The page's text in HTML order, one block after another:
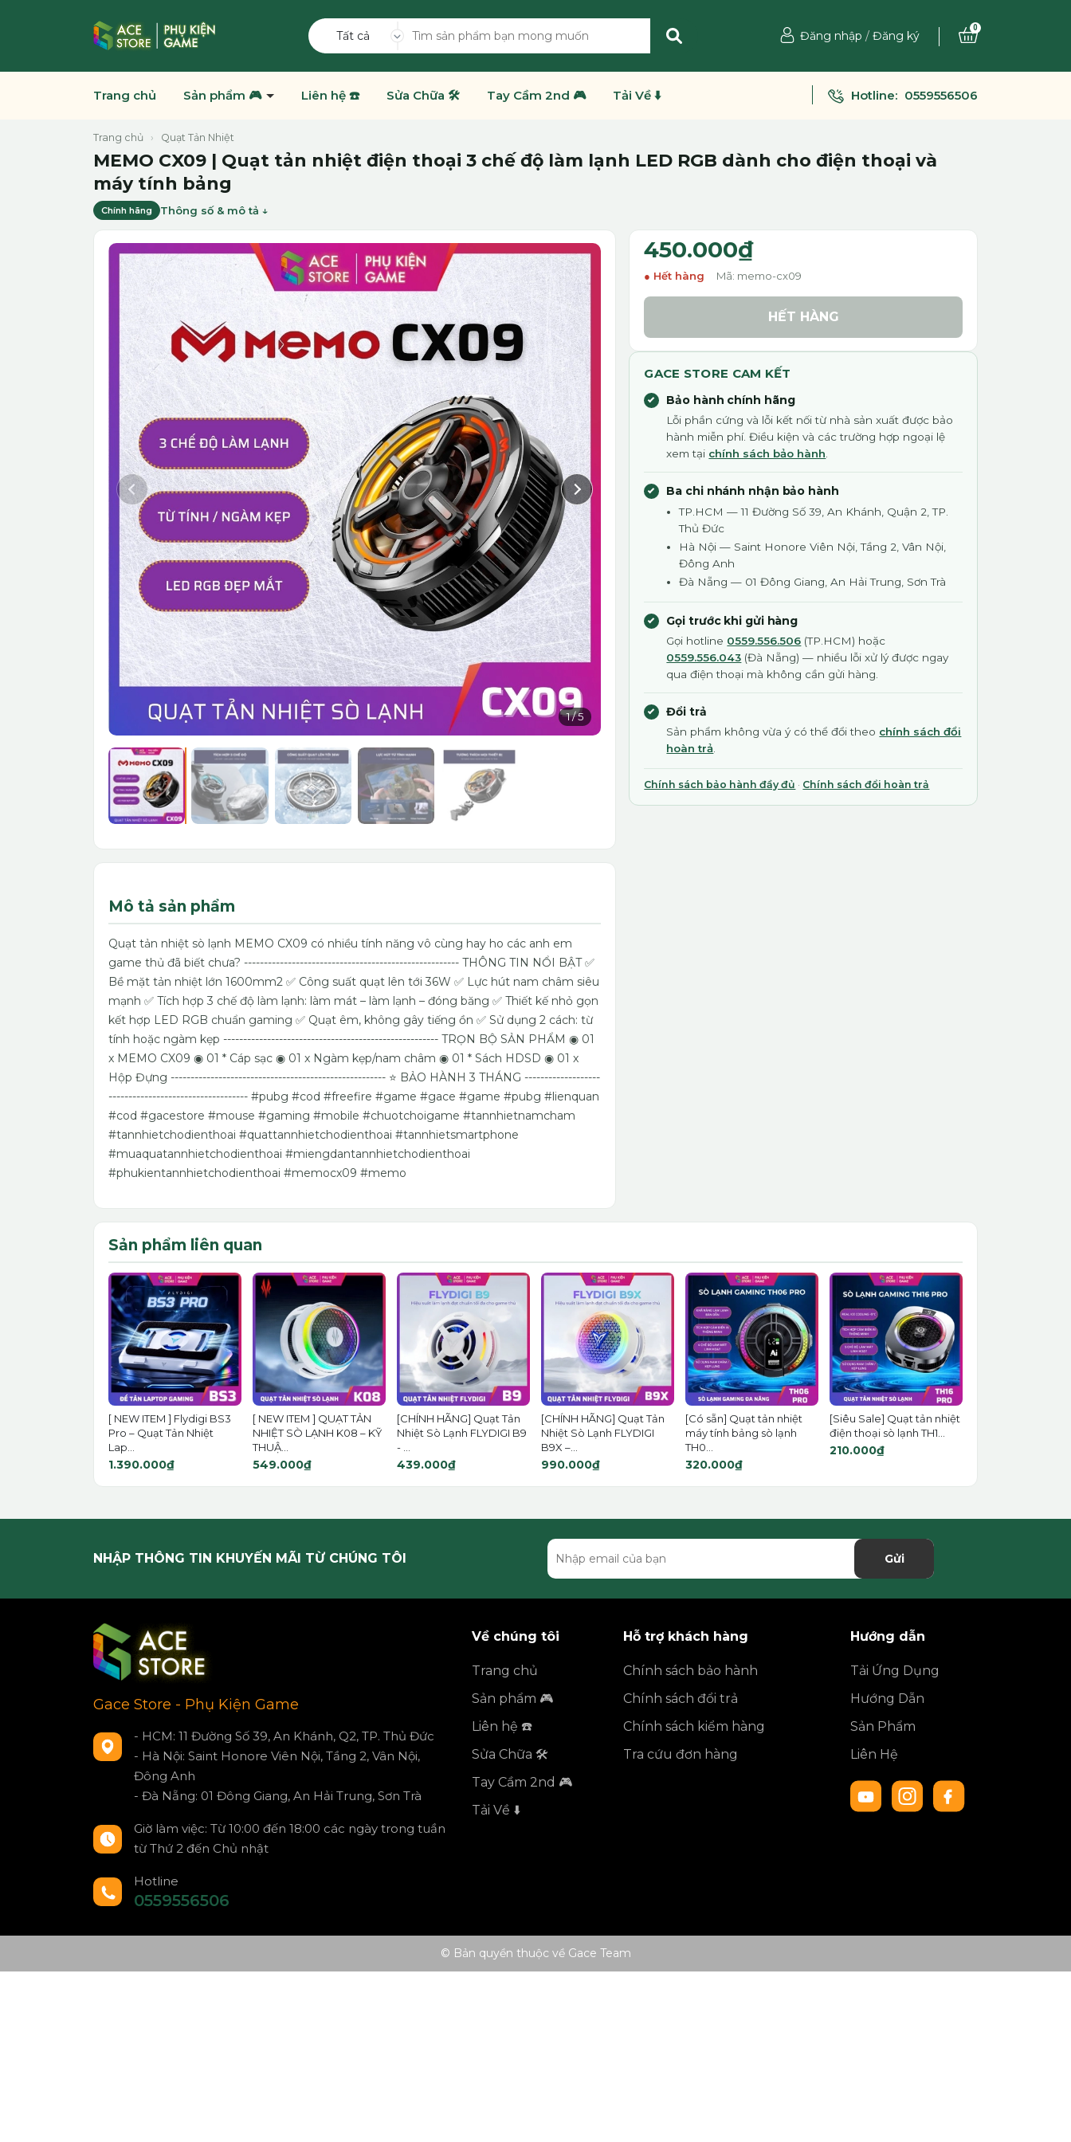
Tất cả Đăng nhập / Đăng ký
0
Trang chủ Sản phẩm 🎮 Liên hệ ☎️ Sửa Chữa 🛠️ Tay Cầm 2nd 🎮 Tải Về ⬇️ Hotline: 0559556506
Trang chủ › Quạt Tản Nhiệt
MEMO CX09 | Quạt tản nhiệt điện thoại 3 chế độ làm lạnh LED RGB dành cho điện thoại và
máy tính bảng
Chính hãng Thông số & mô tả
1/5
450.000₫
Hết hàng Mã: memo-cx09
HẾT HÀNG
GACE STORE CAM KẾT
Bảo hành chính hãng
Lỗi phần cứng và lỗi kết nối từ nhà sản xuất được bảo
hành miễn phí. Điều kiện và các trường hợp ngoại lệ
xem tại chính sách bảo hành
Ba chi nhánh nhận bảo hành
TP.HCM — 11 Đường Số 39, An Khánh, Quận 2, TP.
Thủ Đức
Hà Nội — Saint Honore Viên Nội, Tầng 2, Vân Nội,
Đông Anh
Đà Nẵng — 01 Đông Giang, An Hải Trung, Sơn Trà
Gọi trước khi gửi hàng
Gọi hotline 0559.556.506 (TP.HCM) hoặc
0559.556.043 (Đà Nẵng) — nhiều lỗi xử lý được ngay
qua điện thoại mà không cần gửi hàng.
Đổi trả
Sản phẩm không vừa ý có thể đổi theo chính sách đổi
hoàn trả
Chính sách bảo hành đầy đủ · Chính sách đổi hoàn trả
Mô tả sản phẩm
Quạt tản nhiệt sò lạnh MEMO CX09 có nhiều tính năng vô cùng hay ho các anh em
game thủ đã biết chưa? ------------------------------------------------------ THÔNG TIN NỔI BẬT ✅
Bề mặt tản nhiệt lớn 1600mm2 ✅ Công suất quạt lên tới 36W ✅ Lực hút nam châm siêu
mạnh ✅ Tích hợp 3 chế độ làm lạnh: làm mát – làm lạnh – đóng băng ✅ Thiết kế nhỏ gọn
kết hợp LED RGB chuẩn gaming ✅ Quạt êm, không gây tiếng ồn ✅ Sử dụng 2 cách: từ
tính hoặc ngàm kẹp ------------------------------------------------------ TRỌN BỘ SẢN PHẨM ◉ 01
x MEMO CX09 ◉ 01 * Cáp sạc ◉ 01 x Ngàm kẹp/nam châm ◉ 01 * Sách HDSD ◉ 01 x
Hộp Đựng ------------------------------------------------------ ⭐️ BẢO HÀNH 3 THÁNG -------------------
----------------------------------- #pubg #cod #freefire #game #gace #game #pubg #lienquan
#cod #gacestore #mouse #gaming #mobile #chuotchoigame #tannhietnamcham
#tannhietchodienthoai #quattannhietchodienthoai #tannhietsmartphone
#muaquatannhietchodienthoai #miengdantannhietchodienthoai
#phukientannhietchodienthoai #memocx09 #memo
Sản phẩm liên quan
[ NEW ITEM ] Flydigi BS3
Pro – Quạt Tản Nhiệt
Lap...
1.390.000₫
[ NEW ITEM ] QUẠT TẢN
NHIỆT SÒ LẠNH K08 – KỸ
THUẬ...
549.000₫
[CHÍNH HÃNG] Quạt Tản
Nhiệt Sò Lạnh FLYDIGI B9
- ...
439.000₫
[CHÍNH HÃNG] Quạt Tản
Nhiệt Sò Lạnh FLYDIGI
B9X –...
990.000₫
[Có sẵn] Quạt tản nhiệt
máy tính bảng sò lạnh
TH0...
320.000₫
[Siêu Sale] Quạt tản nhiệt
điện thoại sò lạnh TH1...
210.000₫
NHẬP THÔNG TIN KHUYẾN MÃI TỪ CHÚNG TÔI Gửi
Gace Store - Phụ Kiện Game
- HCM: 11 Đường Số 39, An Khánh, Q2, TP. Thủ Đức
- Hà Nội: Saint Honore Viên Nội, Tầng 2, Vân Nội,
Đông Anh
- Đà Nẵng: 01 Đông Giang, An Hải Trung, Sơn Trà
Giờ làm việc: Từ 10:00 đến 18:00 các ngày trong tuần
từ Thứ 2 đến Chủ nhật
Hotline
0559556506
Về chúng tôi
Trang chủ
Sản phẩm 🎮
Liên hệ ☎️
Sửa Chữa 🛠️
Tay Cầm 2nd 🎮
Tải Về ⬇️
Hỗ trợ khách hàng
Chính sách bảo hành
Chính sách đổi trả
Chính sách kiểm hàng
Tra cứu đơn hàng
Hướng dẫn
Tải Ứng Dụng
Hướng Dẫn
Sản Phẩm
Liên Hệ
© Bản quyền thuộc về Gace Team